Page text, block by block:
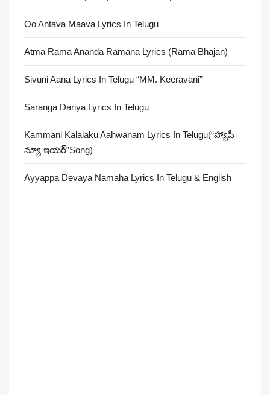
Oo Antava Maava Lyrics In Telugu
Atma Rama Ananda Ramana Lyrics (Rama Bhajan)
Sivuni Aana Lyrics In Telugu “MM. Keeravani”
Saranga Dariya Lyrics In Telugu
Kammani Kalalaku Aahwanam Lyrics In Telugu(“హ్యాపీ
న్యూ ఇయర్”Song)
Ayyappa Devaya Namaha Lyrics In Telugu & English